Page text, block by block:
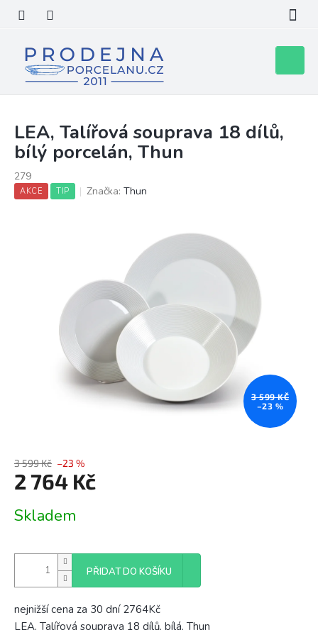
obsah
košík
LEA, Talířová souprava 18 dílů,
bílý porcelán, Thun
279
AKCE TIP Značka:Thun
3 599 KČ
–23 %
3 599 Kč –23 %
2 764 Kč
cena:
Skladem
PŘIDAT DO KOŠÍKU
nejnižší cena za 30 dní 2764Kč
LEA, Talířová souprava 18 dílů, bílá, Thun